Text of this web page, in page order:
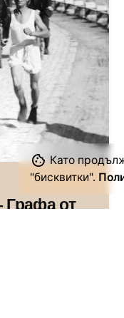
Павликени
Графа от
Като
"бисквитки".